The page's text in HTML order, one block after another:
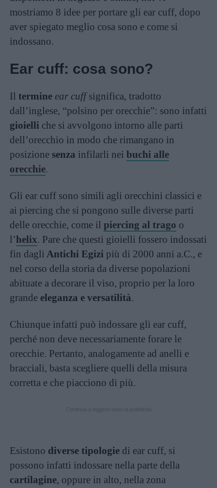
mostriamo 8 idee per portare gli ear cuff, dopo
aver spiegato meglio cosa sono e come si
indossano.
Ear cuff: cosa sono?
Il termine ear cuffsignifica, tradotto
dall’inglese, “polsino per orecchie”: sono infatti
gioielli che si avvolgono intorno alle parti
dell’orecchio in modo che rimangano in
posizione senza infilarli nei buchi alle
orecchie.
Gli ear cuff sono simili agli orecchini classici e
ai piercing che si pongono sulle diverse parti
delle orecchie, come il piercing al trago o
l’helix. Pare che questi gioielli fossero indossati
fin dagli Antichi Egizi più di 2000 anni a.C., e
nel corso della storia da diverse popolazioni
abituate a decorare il viso, proprio per la loro
grande eleganza e versatilità.
Chiunque infatti può indossare gli ear cuff,
perché non deve necessariamente forare le
orecchie. Pertanto, analogamente ad anelli e
bracciali, basta scegliere quelli della misura
corretta e che piacciono di più.
Esistono diverse tipologie di ear cuff, si
possono infatti indossare nella parte della
cartilagine, oppure in alto, nella zona